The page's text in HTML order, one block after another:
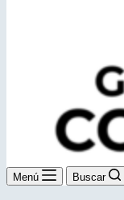
Menú Buscar